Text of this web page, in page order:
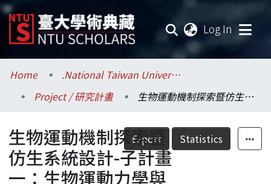
Log In
Communities & Collections
Research Outputs
Fundings & Projects
Researchers
Home
.National Taiwan University / 國立臺灣大學
Project / 研究計畫
生物運動機制探索暨仿生系統設計-子計畫一：生物運動力學與仿生機構設計
Export Statistics
生物運動機制探索暨
仿生系統設計-子計畫
一：生物運動力學與